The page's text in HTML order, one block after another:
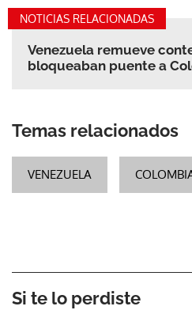
NOTICIAS RELACIONADAS
Venezuela remueve
bloqueaban puente a
Temas relacionados
VENEZUELA
Si te lo perdiste